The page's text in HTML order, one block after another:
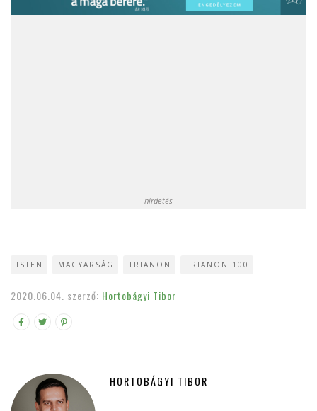
hirdetés
ISTEN MAGYARSÁG TRIANON TRIANON 100
2020.06.04. szerző: Hortobágyi Tibor
HORTOBÁGYI TIBOR